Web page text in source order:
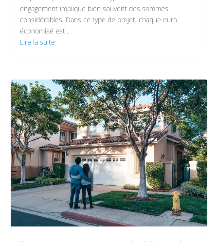
engagement implique bien souvent des sommes
considérables. Dans ce type de projet, chaque euro
économisé est...
Lire la suite